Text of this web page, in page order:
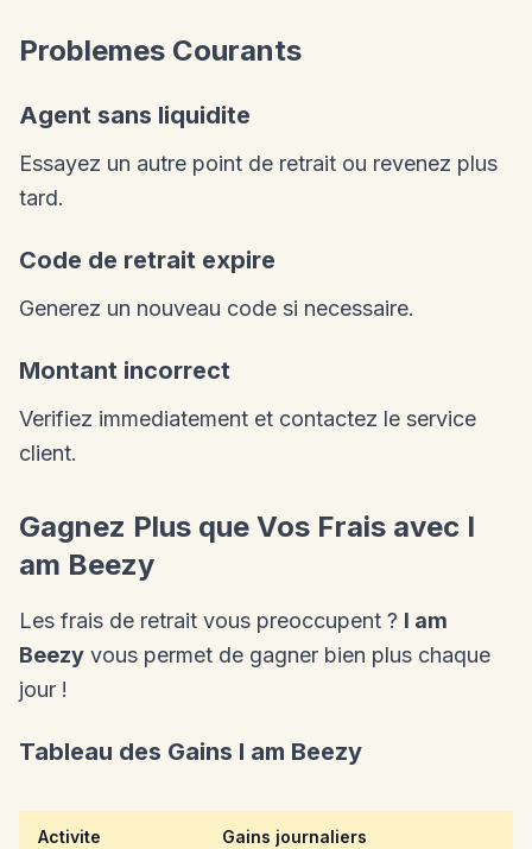
Problemes Courants
Agent sans liquidite
Essayez un autre point de retrait ou revenez plus
tard.
Code de retrait expire
Generez un nouveau code si necessaire.
Montant incorrect
Verifiez immediatement et contactez le service
client.
Gagnez Plus que Vos Frais avec I
am Beezy
Les frais de retrait vous preoccupent ? I am
Beezy vous permet de gagner bien plus chaque
jour !
Tableau des Gains I am Beezy
Activite Gains journaliers